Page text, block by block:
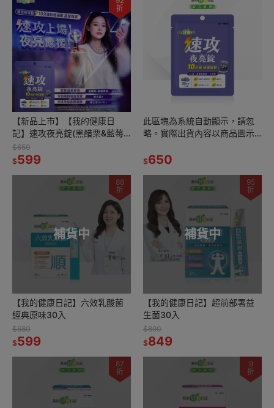
折
【新品上市】【我的健康日
記】速攻夜亮錠(黑醋栗&藍莓
配方)30日份
$650
$599
此區塊為系統自動顯示，請忽
略。實際出貨內容以商品圖示
$650
補貨中
88
折
【我的健康日記】六效乳酸菌
經典原味30入
$680
$599
補貨中
95
折
【我的健康日記】超前部署益
生菌30入
$890
$849
87
折
9
折